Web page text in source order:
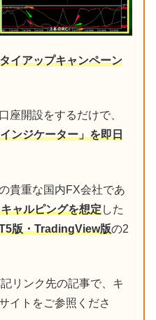
イアップキャンペーン
座開設をするだけで、
ンジケーター」を即日
貴重な国内FX会社であ
ャルピングを想定した
版・TradingView版の2
リンク先の記事で、キ
イトをご参照くださ